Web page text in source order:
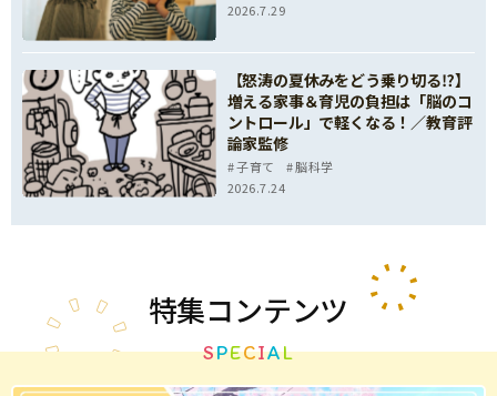
2026.7.29
【怒涛の夏休みをどう乗り切る⁉】
増える家事＆育児の負担は「脳のコ
ントロール」で軽くなる！／教育評
論家監修
子育て
脳科学
2026.7.24
特集コンテンツ
SPECIAL